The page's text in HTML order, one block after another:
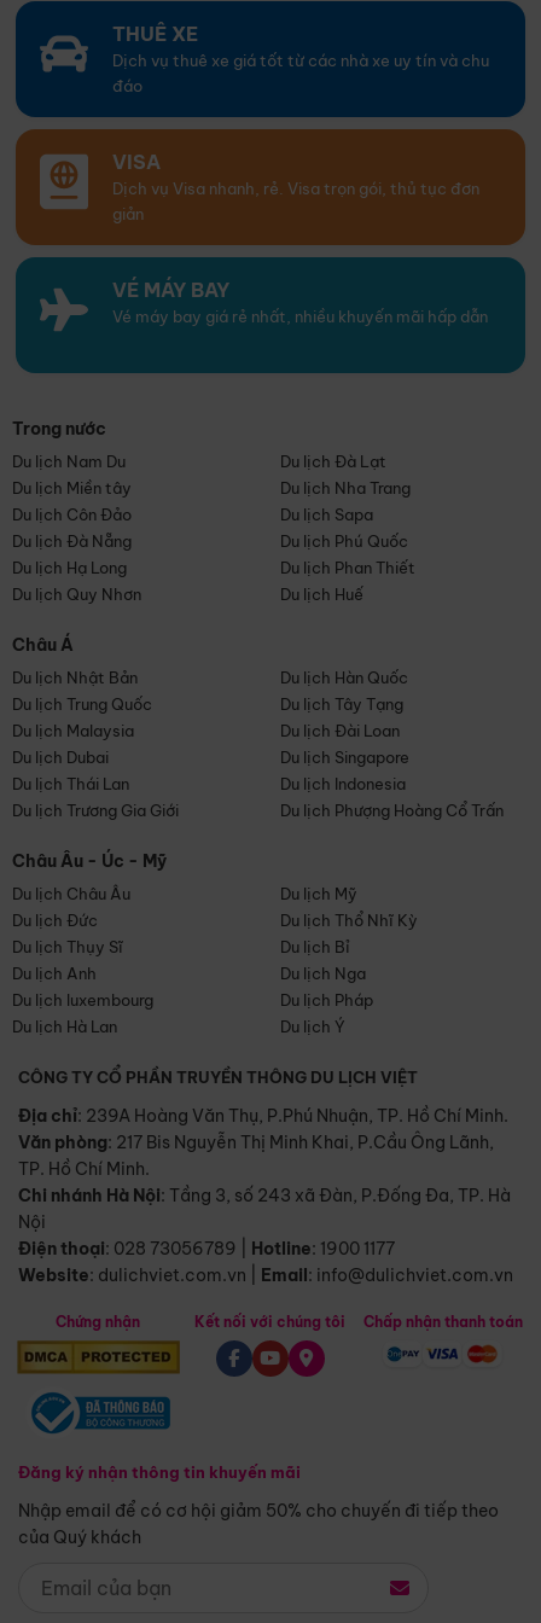
THUÊ XE
Dịch vụ thuê xe giá tốt từ các nhà xe uy tín và chu
đáo
VISA
Dịch vụ Visa nhanh, rẻ. Visa trọn gói, thủ tục đơn
giản
VÉ MÁY BAY
Vé máy bay giá rẻ nhất, nhiều khuyến mãi hấp dẫn
Trong nước
Du lịch Nam Du
Du lịch Đà Lạt
Du lịch Miền tây
Du lịch Nha Trang
Du lịch Côn Đảo
Du lịch Sapa
Du lịch Đà Nẵng
Du lịch Phú Quốc
Du lịch Hạ Long
Du lịch Phan Thiết
Du lịch Quy Nhơn
Du lịch Huế
Châu Á
Du lịch Nhật Bản
Du lịch Hàn Quốc
Du lịch Trung Quốc
Du lịch Tây Tạng
Du lịch Malaysia
Du lịch Đài Loan
Du lịch Dubai
Du lịch Singapore
Du lịch Thái Lan
Du lịch Indonesia
Du lịch Trương Gia Giới
Du lịch Phượng Hoàng Cổ Trấn
Châu Âu - Úc - Mỹ
Du lịch Châu Âu
Du lịch Mỹ
Du lịch Đức
Du lịch Thổ Nhĩ Kỳ
Du lịch Thụy Sĩ
Du lịch Bỉ
Du lịch Anh
Du lịch Nga
Du lịch luxembourg
Du lịch Pháp
Du lịch Hà Lan
Du lịch Ý
CÔNG TY CỔ PHẦN TRUYỀN THÔNG DU LỊCH VIỆT
Địa chỉ: 239A Hoàng Văn Thụ, P.Phú Nhuận, TP. Hồ Chí Minh.
Văn phòng: 217 Bis Nguyễn Thị Minh Khai, P.Cầu Ông Lãnh,
TP. Hồ Chí Minh.
Chi nhánh Hà Nội: Tầng 3, số 243 xã Đàn, P.Đống Đa, TP. Hà
Nội
Điện thoại: 028 73056789 Hotline: 1900 1177
Website: dulichviet.com.vn Email: info@dulichviet.com.vn
Chứng nhận
Đăng ký nhận thông tin khuyến mãi
Nhập email để có cơ hội giảm 50% cho chuyến đi tiếp theo
của Quý khách
Kết nối với chúng tôi Chấp nhận thanh toán